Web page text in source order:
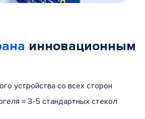
инновационным
устройства со всех сторон
= 3-5 стандартных стекол